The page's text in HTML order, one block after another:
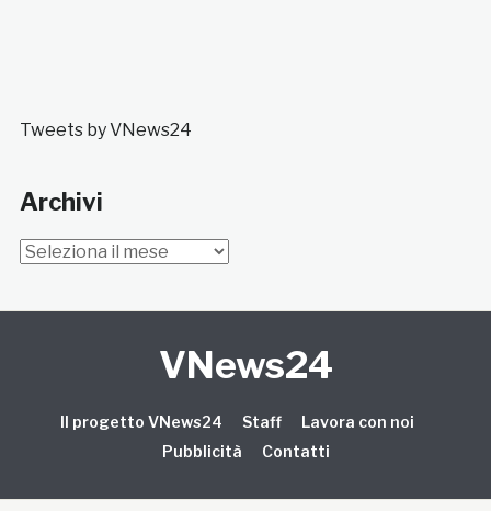
Tweets by VNews24
Archivi
Archivi
VNews24
Il progetto VNews24 Staff
Lavora con noi
Pubblicità
Contatti